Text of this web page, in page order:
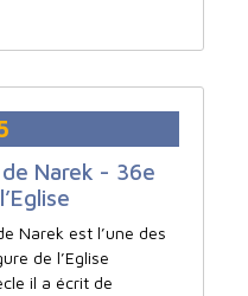
Narek - 36e
Narek est l’une des
de l’Eglise
il a écrit de